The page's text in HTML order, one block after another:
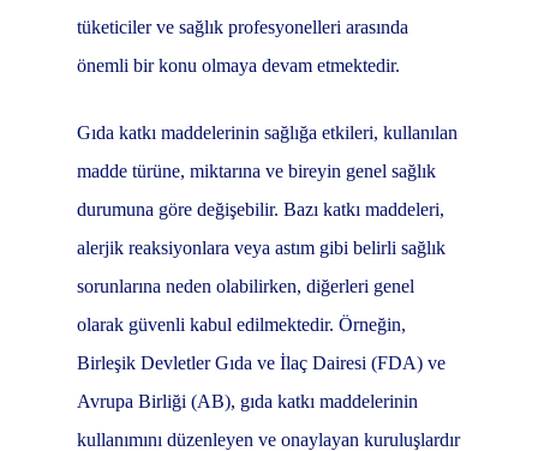
tüketiciler ve sağlık profesyonelleri arasında
önemli bir konu olmaya devam etmektedir.
Gıda katkı maddelerinin sağlığa etkileri, kullanılan
madde türüne, miktarına ve bireyin genel sağlık
durumuna göre değişebilir. Bazı katkı maddeleri,
alerjik reaksiyonlara veya astım gibi belirli sağlık
sorunlarına neden olabilirken, diğerleri genel
olarak güvenli kabul edilmektedir. Örneğin,
Birleşik Devletler Gıda ve İlaç Dairesi (FDA) ve
Avrupa Birliği (AB), gıda katkı maddelerinin
kullanımını düzenleyen ve onaylayan kuruluşlardır